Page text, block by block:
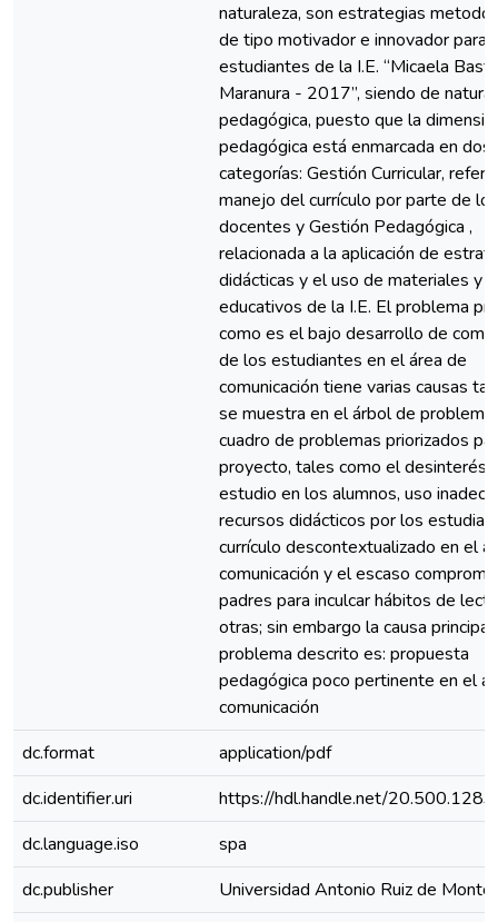
naturaleza, son estrategias
de tipo motivador e innovador para
estudiantes de la I.E. “Micaela
Maranura - 2017”, siendo de
pedagógica, puesto que la
pedagógica está enmarcada en dos
categorías: Gestión Curricular,
manejo del currículo por parte de los
docentes y Gestión Pedagógica ,
relacionada a la aplicación de
didácticas y el uso de materiales y
educativos de la I.E. El problema
como es el bajo desarrollo de
de los estudiantes en el área de
comunicación tiene varias causas
se muestra en el árbol de
cuadro de problemas priorizados
proyecto, tales como el desinterés
estudio en los alumnos, uso
recursos didácticos por los
currículo descontextualizado en el
comunicación y el escaso
padres para inculcar hábitos de
otras; sin embargo la causa
problema descrito es: propuesta
pedagógica poco pertinente en el
comunicación
dc.format
application/pdf
dc.identifier.uri
https://hdl.handle.net/
dc.language.iso
spa
dc.publisher
Universidad Antonio Ruiz de